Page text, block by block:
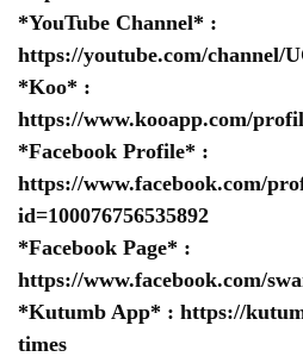
*YouTube Channel* :
https://youtube.com/channel/
*Koo* :
https://www.kooapp.com/
*Facebook Profile* :
https://www.facebook.com/
id=100076756535892
*Facebook Page* :
https://www.facebook.com/
*Kutumb App* : https://
times